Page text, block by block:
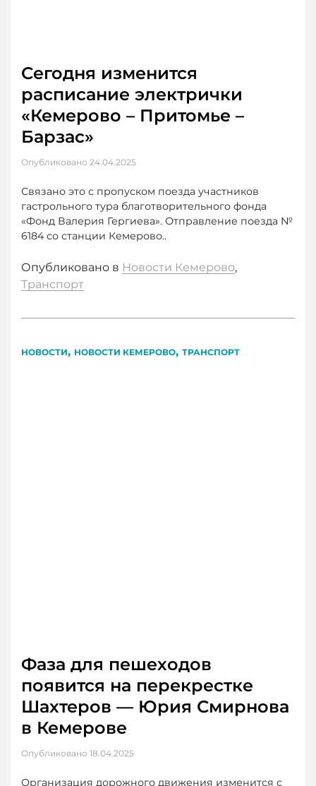
Сегодня изменится
расписание электрички
«Кемерово – Притомье –
Барзас»
Опубликовано 24.04.2025
Связано это с пропуском поезда участников
гастрольного тура благотворительного фонда
«Фонд Валерия Гергиева». Отправление поезда №
6184 со станции Кемерово..
Опубликовано в Новости Кемерово,
Транспорт
НОВОСТИ, НОВОСТИ КЕМЕРОВО, ТРАНСПОРТ
Фаза для пешеходов
появится на перекрестке
Шахтеров — Юрия Смирнова
в Кемерове
Опубликовано 18.04.2025
Организация дорожного движения изменится с